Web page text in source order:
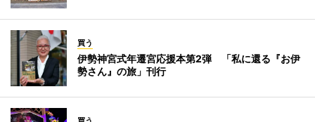
買う
伊勢神宮式年遷宮応援本第2弾 「私に還る『お伊
勢さん』の旅」刊行